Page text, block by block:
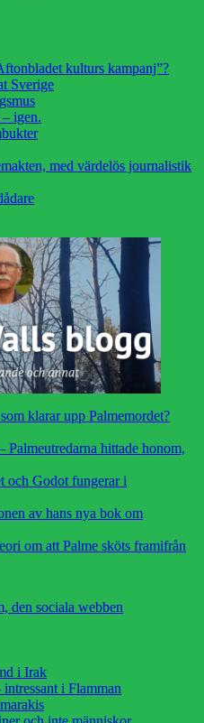
kulturs kampanj”?
Sverige
igen.
med värdelös journalistik
klarar upp Palmemordet?
hittade honom,
och Godot fungerar i
av hans nya bok om
om att Palme sköts framifrån
den sociala webben
i Irak
i Flamman